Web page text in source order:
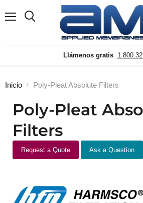
Llámenos gratis
Inicio Poly-Pleat Absolute Filters
Poly-Pleat
Filters
Request a Quote Ask a Question